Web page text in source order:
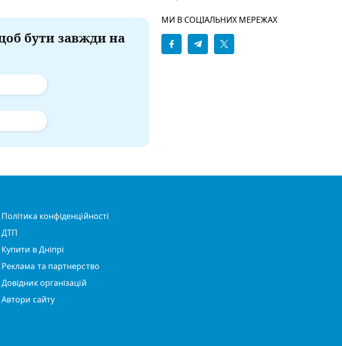
бути завжди на
МИ В СОЦІАЛЬНИХ МЕРЕЖАХ
Політика конфіденційності
ДТП
Купити в Дніпрі
Реклама та партнерство
Довідник організацій
Автори сайту